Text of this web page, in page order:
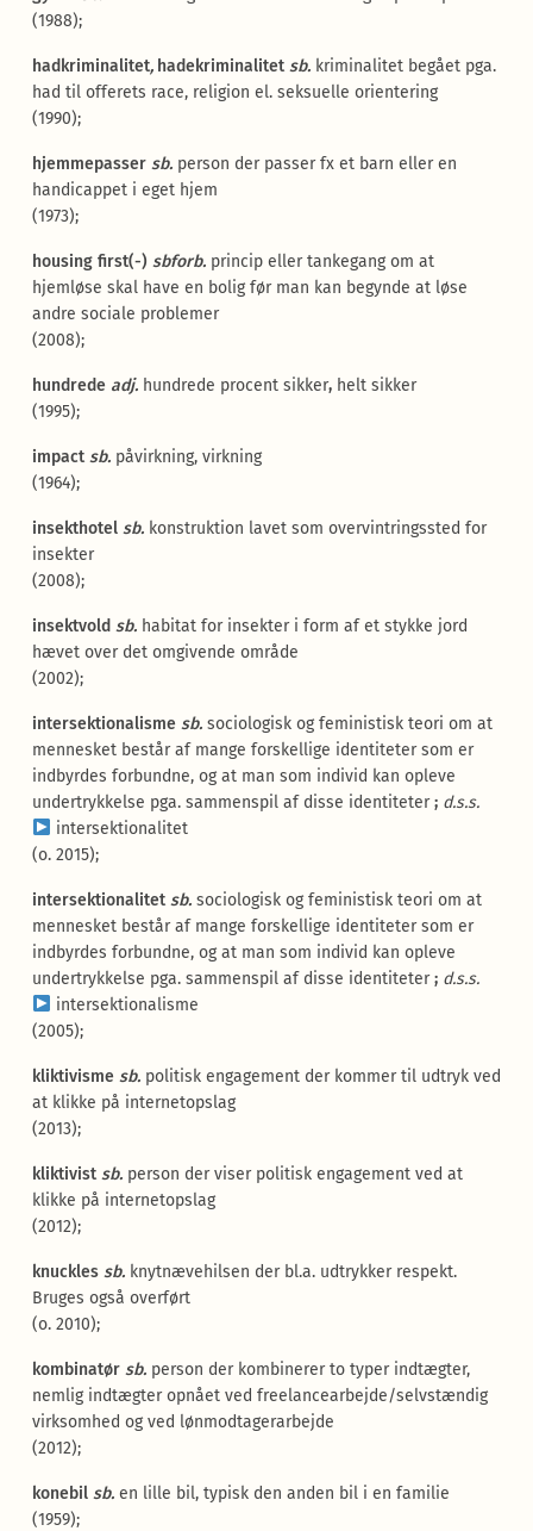
(1988);
hadkriminalitet, hadekriminalitet sb. kriminalitet begået pga.
had til offerets race, religion el. seksuelle orientering
(1990);
hjemmepasser sb.person der passer fx et barn eller en
handicappet i eget hjem
(1973);
housing first(-) sbforb.princip eller tankegang om at
hjemløse skal have en bolig før man kan begynde at løse
andre sociale problemer
(2008);
hundrede adj. hundrede procent sikker, helt sikker
(1995);
impact sb. påvirkning, virkning
(1964);
insekthotel sb. konstruktion lavet som overvintringssted for
insekter
(2008);
insektvold sb. habitat for insekter i form af et stykke jord
hævet over det omgivende område
(2002);
intersektionalisme sb. sociologisk og feministisk teori om at
mennesket består af mange forskellige identiteter som er
indbyrdes forbundne, og at man som individ kan opleve
undertrykkelse pga. sammenspil af disse identiteter; d.s.s.
intersektionalitet
(o. 2015);
intersektionalitet sb. sociologisk og feministisk teori om at
mennesket består af mange forskellige identiteter som er
indbyrdes forbundne, og at man som individ kan opleve
undertrykkelse pga. sammenspil af disse identiteter; d.s.s.
intersektionalisme
(2005);
kliktivisme sb. politisk engagement der kommer til udtryk ved
at klikke på internetopslag
(2013);
kliktivist sb. person der viser politisk engagement ved at
klikke på internetopslag
(2012);
knuckles sb. knytnævehilsen der bl.a. udtrykker respekt.
Bruges også overført
(o. 2010);
kombinatør sb. person der kombinerer to typer indtægter,
nemlig indtægter opnået ved freelancearbejde/selvstændig
virksomhed og ved lønmodtagerarbejde
(2012);
konebil sb. en lille bil, typisk den anden bil i en familie
(1959);